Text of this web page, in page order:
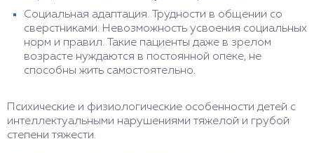
Социальная адаптация. Трудности в общении со
сверстниками. Невозможность усвоения социальных
норм и правил. Такие пациенты даже в зрелом
возрасте нуждаются в постоянной опеке, не
способны жить самостоятельно.
Психические и физиологические особенности детей с
интеллектуальными нарушениями тяжелой и грубой
степени тяжести.